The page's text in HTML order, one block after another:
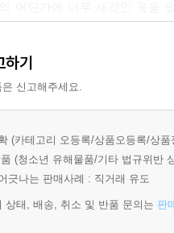
연기처럼.
단에서 흔적도 없이 자취를 감
트에 사는 시어머니를 잠시
선다.
지 않을까 합니다.
박력 넘치는 만화로 다시 태어
하기
신고해주세요.
(카테고리 오등록/상품오등록/상
(청소년 유해물품/기타 법규위반
긋나는 판매사례 : 직거래 유도
상태, 배송, 취소 및 반품 문의는 판